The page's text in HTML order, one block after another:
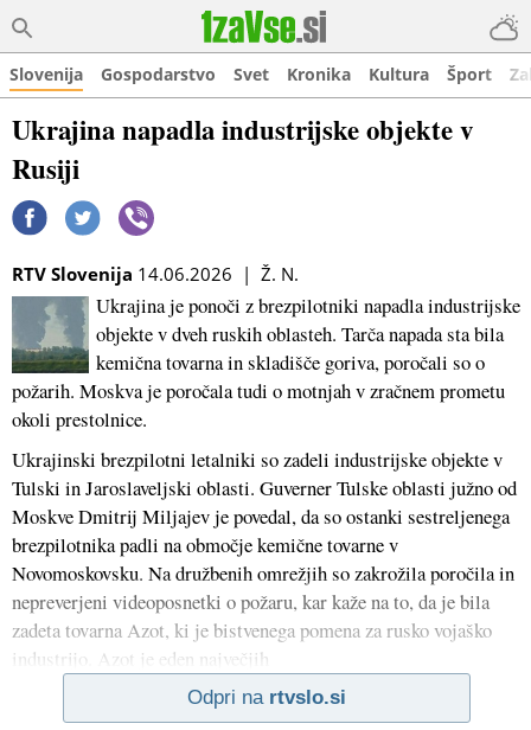
Slovenija Gospodarstvo Svet Kronika Kultura Šport
Ukrajina napadla industrijske objekte v
Rusiji
RTV Slovenija 14.06.2026 | Ž. N.
Ukrajina je ponoči z brezpilotniki napadla industrijske
objekte v dveh ruskih oblasteh. Tarča napada sta bila
kemična tovarna in skladišče goriva, poročali so o
požarih. Moskva je poročala tudi o motnjah v zračnem prometu
okoli prestolnice.
Ukrajinski brezpilotni letalniki so zadeli industrijske objekte v
Tulski in Jaroslaveljski oblasti. Guverner Tulske oblasti južno od
Moskve Dmitrij Miljajev je povedal, da so ostanki sestreljenega
brezpilotnika padli na območje kemične tovarne v
Novomoskovsku. Na družbenih omrežjih so zakrožila poročila in
nepreverjeni videoposnetki o požaru, kar kaže na to, da je bila
zadeta tovarna Azot, ki je bistvenega pomena za rusko vojaško
industrijo. Azot je eden največjih
Odpri na rtvslo.si